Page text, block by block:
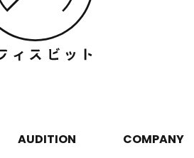
AUDITION COMPANY